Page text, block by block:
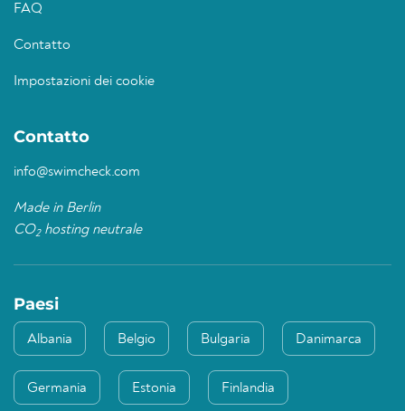
FAQ
Contatto
Impostazioni dei cookie
Contatto
info@swimcheck.com
Made in Berlin
CO2hosting neutrale
Paesi
Albania Belgio Bulgaria Danimarca
Germania Estonia Finlandia